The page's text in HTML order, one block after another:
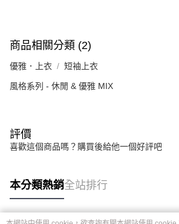
商品相關分類 (2)
優雅．上衣 短袖上衣
風格系列 - 休閒 & 優雅 MIX
評價
喜歡這個商品嗎？購買後給他一個好評吧
本分類熱銷全站排行